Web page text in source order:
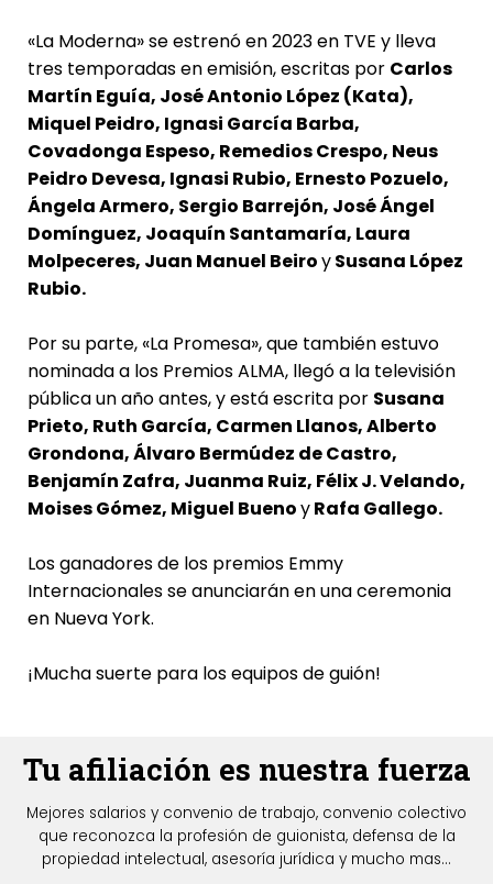
«La Moderna» se estrenó en 2023 en TVE y lleva
tres temporadas en emisión, escritas por Carlos
Martín Eguía, José Antonio López (Kata),
Miquel Peidro, Ignasi García Barba,
Covadonga Espeso, Remedios Crespo, Neus
Peidro Devesa, Ignasi Rubio, Ernesto Pozuelo,
Ángela Armero, Sergio Barrejón, José Ángel
Domínguez, Joaquín Santamaría, Laura
Molpeceres, Juan Manuel BeiroySusana López
Rubio.
Por su parte, «La Promesa», que también estuvo
nominada a los Premios ALMA, llegó a la televisión
pública un año antes, y está escrita por Susana
Prieto, Ruth García, Carmen Llanos, Alberto
Grondona, Álvaro Bermúdez de Castro,
Benjamín Zafra, Juanma Ruiz, Félix J. Velando,
Moises Gómez, Miguel BuenoyRafa Gallego.
Los ganadores de los premios Emmy
Internacionales se anunciarán en una ceremonia
en Nueva York.
¡Mucha suerte para los equipos de guión!
Tu afiliación es nuestra fuerza
Mejores salarios y convenio de trabajo, convenio colectivo
que reconozca la profesión de guionista, defensa de la
propiedad intelectual, asesoría jurídica y mucho mas...